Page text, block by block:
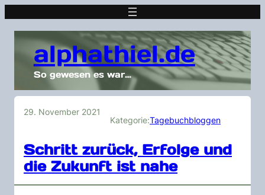
alphathiel.de
So gewesen es war…
29. November 2021
Kategorie:Tagebuchbloggen
Schritt zurück, Erfolge und
die Zukunft ist nahe